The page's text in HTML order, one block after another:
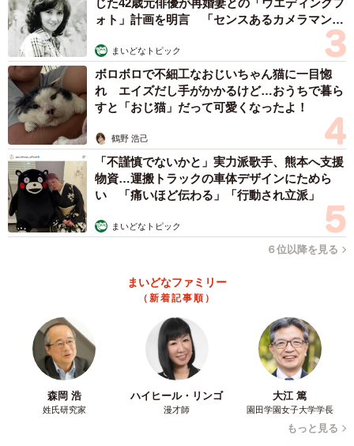
じた42歳元俳優が再婚妻との「ウエディングフ
ォト」計画を明言 「センスあるカメラマン求
まいどなトピック
ボロボロで不細工なおじいちゃん猫に一目惚
れ エイズだし手がかかるけど…おうちで暮ら
すと「おじ猫」だって可愛くなったよ！
鶴野 浩己
「不謹慎でないかと」実力派歌手、熊本へ支援
物資…運搬トラックの車体デザインにためら
い 「痛いほど伝わる」「行動され立派」
まいどなトピック
６位以降を見る
まいどなファミリー
（新着記事順）
森岡 浩
姓氏研究家
ハイヒール・リンゴ
漫才師
大江 篤
園田学園女子大学学長
もっと見る